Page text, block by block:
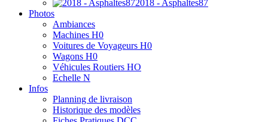
2018 - Asphaltes87
Photos
Ambiances
Machines H0
Voitures de Voyageurs H0
Wagons H0
Véhicules Routiers HO
Echelle N
Infos
Planning de livraison
Historique des modèles